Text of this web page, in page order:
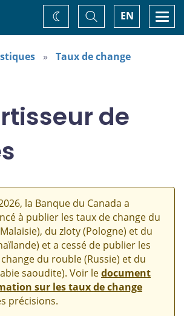
EN
Basculer
la
recherche
Changez
de
thème
Taux de change
de
la Banque du Canada a
à publier les taux de change du
du zloty (Pologne) et du
et a cessé de publier les
du rouble (Russie) et du
saoudite). Voir ledocument
sur les taux de change
précisions.